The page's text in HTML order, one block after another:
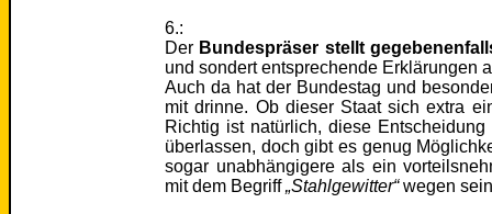
6.:
Der Bundespräser stellt
und sondert entsprechende Erklärungen
Auch da hat der Bundestag und
mit drinne. Ob dieser Staat sich extra
Richtig ist natürlich, diese
überlassen, doch gibt es genug
sogar unabhängigere als ein
mit dem Begriff„Stahlgewitter“wegen